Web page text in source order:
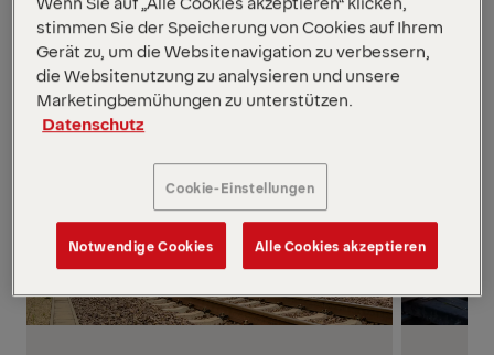
Bahnanwendungen
Alle Modelle anzeigen
stimmen Sie der Speicherung von Cookies auf Ihrem
Gerät zu, um die Websitenavigation zu verbessern,
die Websitenutzung zu analysieren und unsere
Marketingbemühungen zu unterstützen.
Datenschutz
Cookie-Einstellungen
Notwendige Cookies Alle Cookies akzeptieren